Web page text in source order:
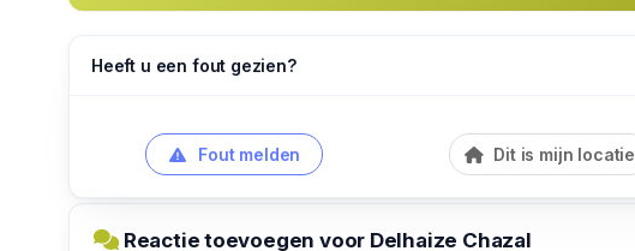
Heeft u een fout gezien?
Fout melden Dit is mijn locatie
Reactie toevoegen voor Delhaize Chazal